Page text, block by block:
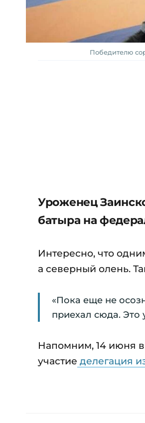
Победителю
Уроженец
батыра на
Интересно, что
а северный олень.
«Пока еще не
приехал сюда. Это
Напомним, 14 июня
участие делегация